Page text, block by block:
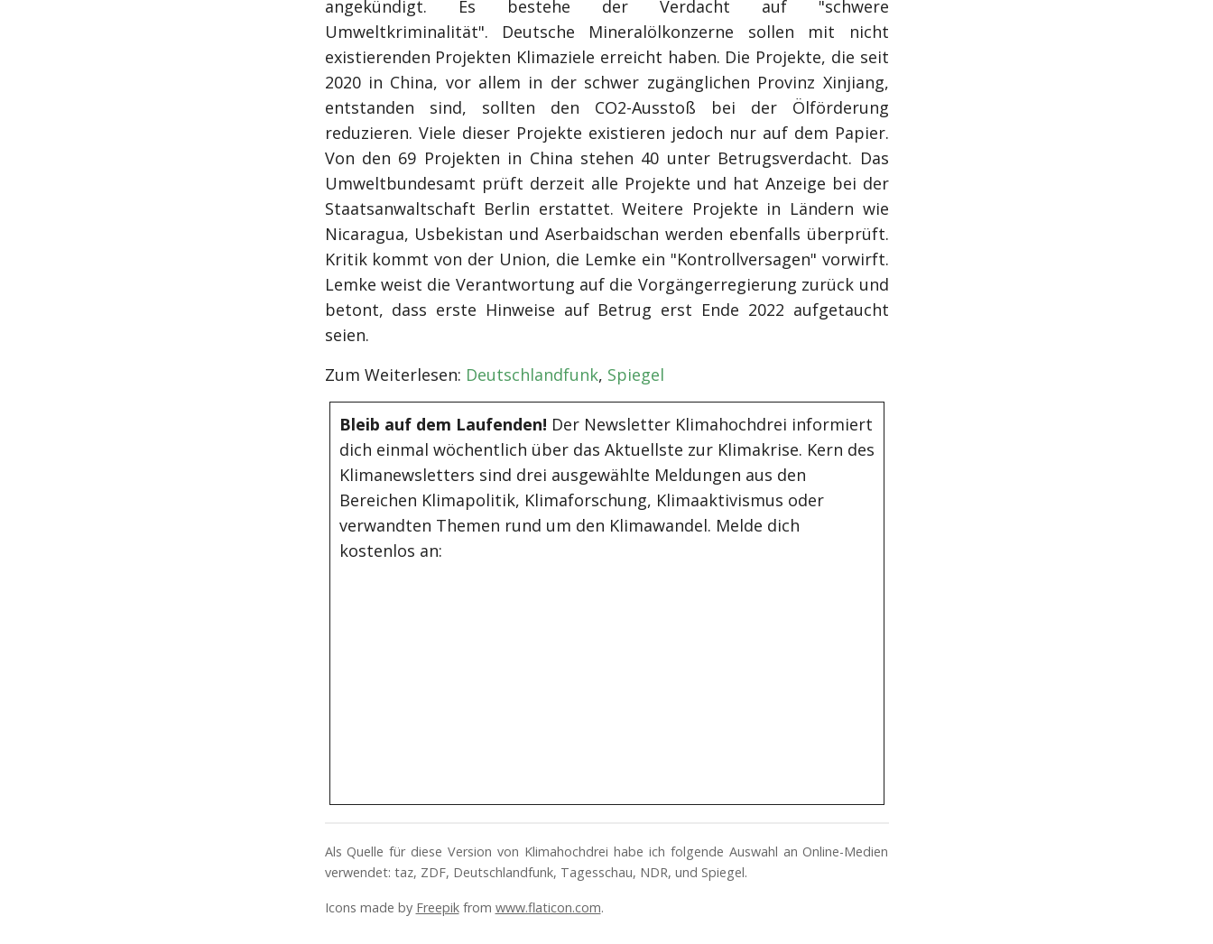
angekündigt. Es bestehe der Verdacht auf "schwere
Umweltkriminalität". Deutsche Mineralölkonzerne sollen mit nicht
existierenden Projekten Klimaziele erreicht haben. Die Projekte, die seit
2020 in China, vor allem in der schwer zugänglichen Provinz Xinjiang,
entstanden sind, sollten den CO2-Ausstoß bei der Ölförderung
reduzieren. Viele dieser Projekte existieren jedoch nur auf dem Papier.
Von den 69 Projekten in China stehen 40 unter Betrugsverdacht. Das
Umweltbundesamt prüft derzeit alle Projekte und hat Anzeige bei der
Staatsanwaltschaft Berlin erstattet. Weitere Projekte in Ländern wie
Nicaragua, Usbekistan und Aserbaidschan werden ebenfalls überprüft.
Kritik kommt von der Union, die Lemke ein "Kontrollversagen" vorwirft.
Lemke weist die Verantwortung auf die Vorgängerregierung zurück und
betont, dass erste Hinweise auf Betrug erst Ende 2022 aufgetaucht
seien.
Zum Weiterlesen: Deutschlandfunk, Spiegel
Bleib auf dem Laufenden! Der Newsletter Klimahochdrei informiert
dich einmal wöchentlich über das Aktuellste zur Klimakrise. Kern des
Klimanewsletters sind drei ausgewählte Meldungen aus den
Bereichen Klimapolitik, Klimaforschung, Klimaaktivismus oder
verwandten Themen rund um den Klimawandel. Melde dich
kostenlos an:
Als Quelle für diese Version von Klimahochdrei habe ich folgende Auswahl an Online-Medien
verwendet: taz, ZDF, Deutschlandfunk, Tagesschau, NDR, und Spiegel.
Icons made by Freepikfrom www.flaticon.com.